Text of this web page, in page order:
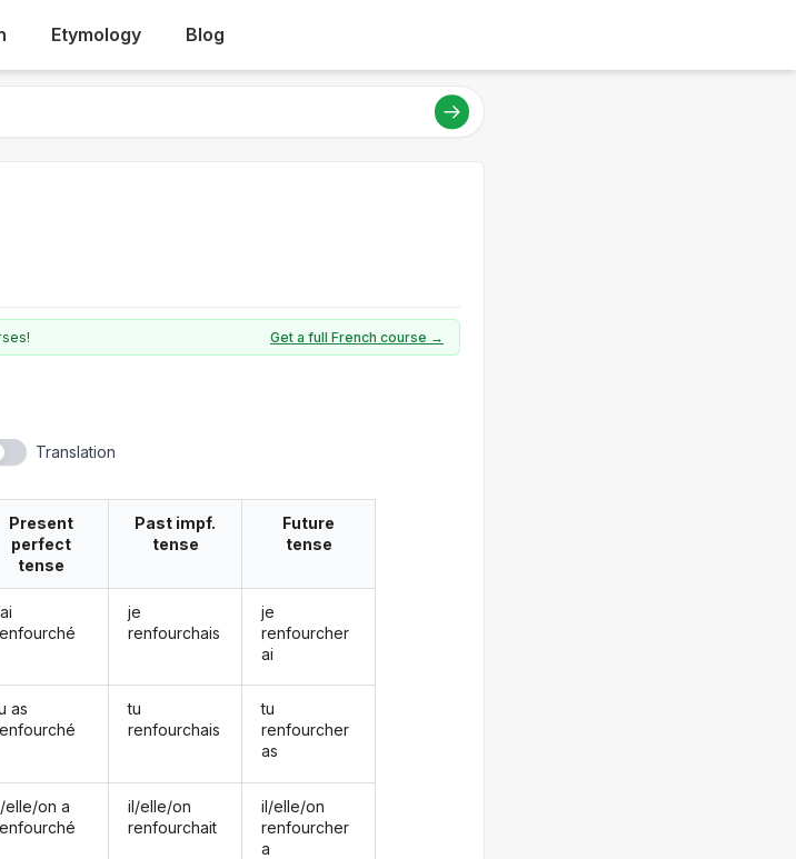
Etymology Blog
Get a full French course →
Translation
Present
perfect
tense
as
elle/on a
Past impf.
tense
je
renfourchais
tu
renfourchais
il/elle/on
renfourchait
Future
tense
je
renfourcher
ai
tu
renfourcher
as
il/elle/on
renfourcher
a